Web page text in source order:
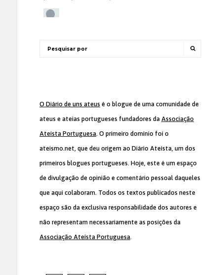
O Diário de uns ateus é o blogue de uma comunidade de
ateus e ateias portugueses fundadores da Associação
Ateísta Portuguesa. O primeiro domínio foi o
ateismo.net, que deu origem ao Diário Ateísta, um dos
primeiros blogues portugueses. Hoje, este é um espaço
de divulgação de opinião e comentário pessoal daqueles
que aqui colaboram. Todos os textos publicados neste
espaço são da exclusiva responsabilidade dos autores e
não representam necessariamente as posições da
Associação Ateísta Portuguesa.